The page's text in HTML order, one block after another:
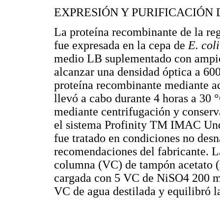
EXPRESIÓN Y
La proteína recombinante de la
fue expresada en la cepa de E.
medio LB suplementado con
alcanzar una densidad óptica a
proteína recombinante mediante
llevó a cabo durante 4 horas a 30
mediante centrifugación y
el sistema Profinity TM IMAC
fue tratado en condiciones no
recomendaciones del fabricante.
columna (VC) de tampón
cargada con 5 VC de NiSO4 200
VC de agua destilada y equilibró